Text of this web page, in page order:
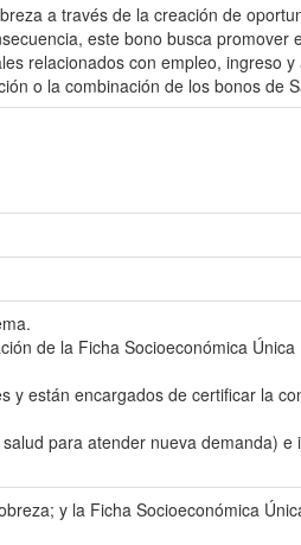
a través de la creación de
este bono busca promover
relacionados con empleo, ingreso
o la combinación de los bonos de
de la Ficha Socioeconómica
están encargados de certificar la
para atender nueva demanda)
y la Ficha Socioeconómica